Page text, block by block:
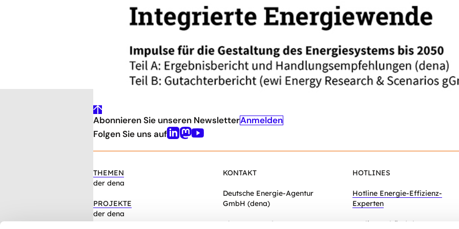
energiewirtschaftlichen Analysen durch Einschätzungen zu
gesellschaftliche Fragestellungen zu überprüfen und zu ergänzen.
gehe
nach
oben
Abonnieren Sie unseren NewsletterAnmelden
Folgen Sie uns aufLinkedin
Mastodon
Youtube
THEMEN
der dena
PROJEKTE
der dena
KONTAKT
Deutsche Energie-Agentur
GmbH (dena)
Chausseestraße 128a
HOTLINES
Hotline Energie-Effizienz-
Experten
Hotline Gebäudeforum